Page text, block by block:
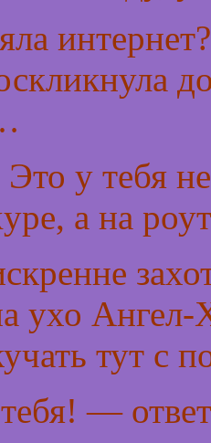
у тебя
а на
ухо Ангел-
тут с
—